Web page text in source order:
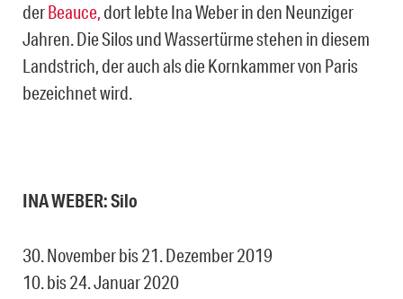
derBeauce,dort lebte Ina Weber in den Neunziger
Jahren. Die Silos und Wassertürme stehen in diesem
Landstrich, der auch als die Kornkammer von Paris
bezeichnet wird.
INA WEBER: Silo
30. November bis 21. Dezember 2019
10. bis 24. Januar 2020